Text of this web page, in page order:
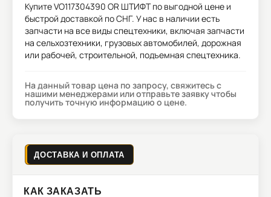
КупитеVO117304390 OR ШТИФТпо выгодной цене и
быстрой доставкой по СНГ. У нас в наличии есть
запчасти на все виды спецтехники, включая запчасти
на сельхозтехники, грузовых автомобилей, дорожная
или рабочей, строительной, подъемная спецтехника.
На данный товар цена по запросу, свяжитесь с
нашими менеджерами или отправьте заявку чтобы
получить точную информацию о цене.
ДОСТАВКА И ОПЛАТА
КАК ЗАКАЗАТЬ